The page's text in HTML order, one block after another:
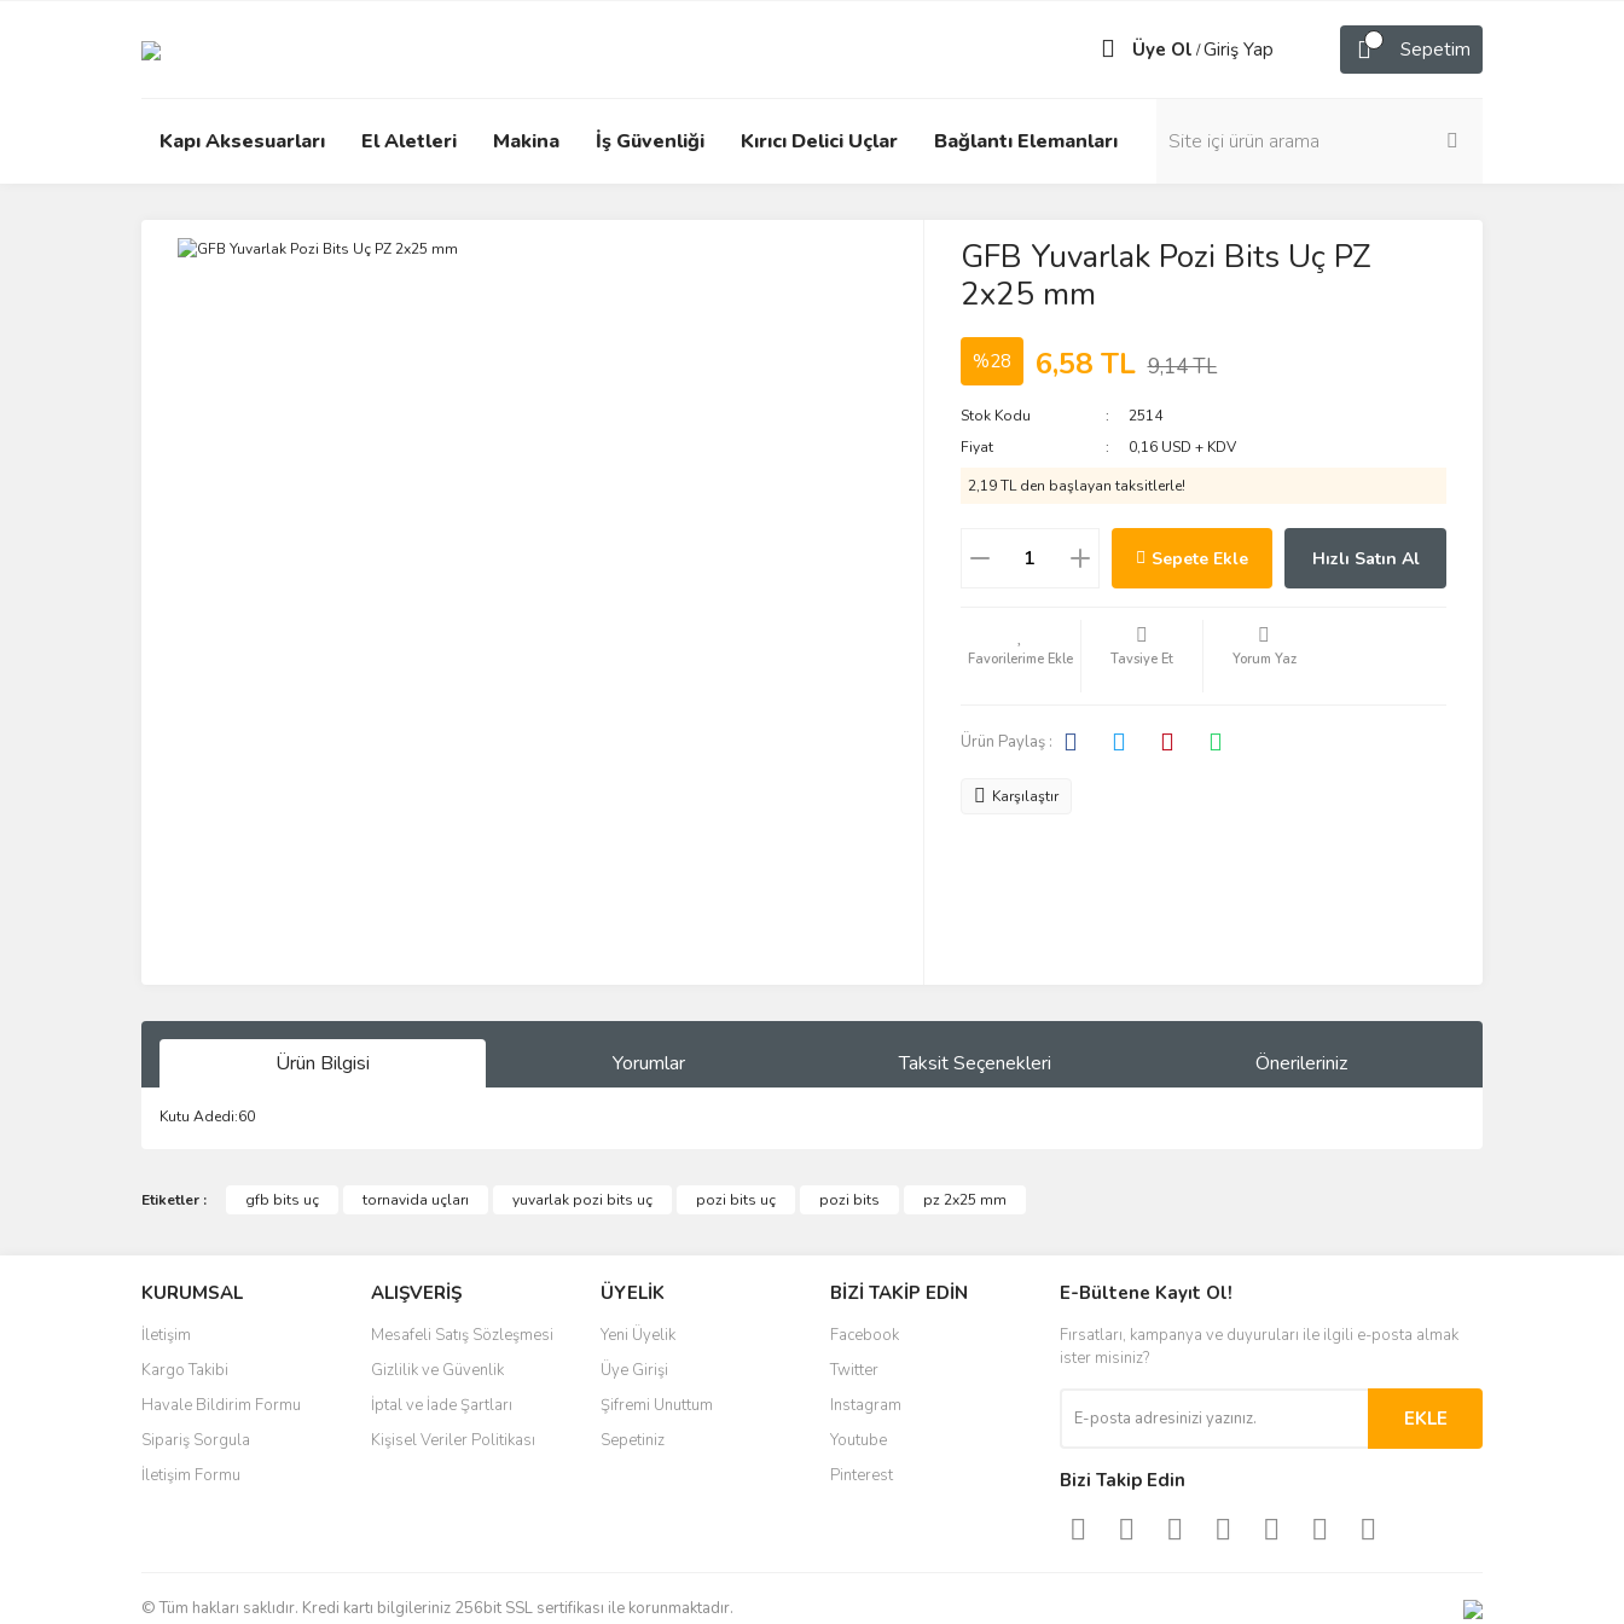
Üye Ol /Giriş Yap Sepetim
Kapı Aksesuarları El Aletleri Makina İş Güvenliği Kırıcı Delici Uçlar Bağlantı Elemanları
GFB Yuvarlak Pozi Bits Uç PZ
2x25 mm
%28 6,58 TL 9,14 TL
Stok Kodu
2514
Fiyat
0,16 USD + KDV
2,19 TL den başlayan taksitlerle!
Sepete Ekle Hızlı Satın Al
Tavsiye Et Yorum Yaz
Ürün Paylaş :
Karşılaştır
Ürün Bilgisi Yorumlar Taksit Seçenekleri Önerileriniz
Kutu Adedi:60
Bu ürüne ilk yorumu siz yapın!
Yorum Yaz
Görüş ve önerileriniz için teşekkür ederiz.
Ürün açıklamasında eksik bilgiler bulunuyor.
Ürün bilgilerinde hatalar bulunuyor.
Ürün fiyatı diğer sitelerden daha pahalı.
Bu ürüne benzer farklı alternatifler olmalı.
Etiketler : gfb bits uç tornavida uçları yuvarlak pozi bits uç pozi bits uç pozi bits pz 2x25 mm
KURUMSAL
İletişim
Kargo Takibi
Havale Bildirim Formu
Sipariş Sorgula
İletişim Formu
ALIŞVERİŞ
Mesafeli Satış Sözleşmesi
Gizlilik ve Güvenlik
İptal ve İade Şartları
Kişisel Veriler Politikası
ÜYELİK
Yeni Üyelik
Üye Girişi
Şifremi Unuttum
Sepetiniz
BİZİ TAKİP EDİN
Facebook
Twitter
Instagram
Youtube
Pinterest
E-Bültene Kayıt Ol!
Fırsatları, kampanya ve duyuruları ile ilgili e-posta almak
ister misiniz?
EKLE
Bizi Takip Edin
© Tüm hakları saklıdır. Kredi kartı bilgileriniz 256bit SSL sertifikası ile korunmaktadır.